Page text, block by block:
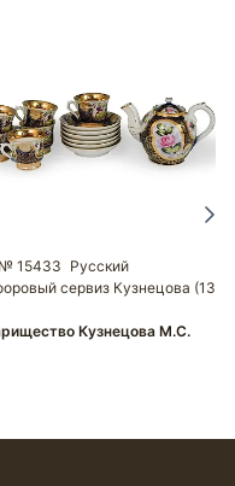
15433 Русский
сервиз Кузнецова (13
Кузнецова М.С.